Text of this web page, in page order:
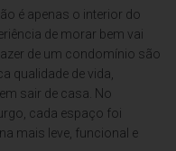
é apenas o interior do
de morar bem vai
de um condomínio são
qualidade de vida,
sair de casa. No
cada espaço foi
mais leve, funcional e